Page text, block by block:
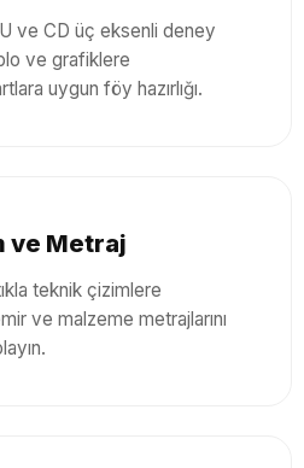
ve CD üç eksenli deney
ve grafiklere
uygun föy hazırlığı.
ve Metraj
teknik çizimlere
ve malzeme metrajlarını